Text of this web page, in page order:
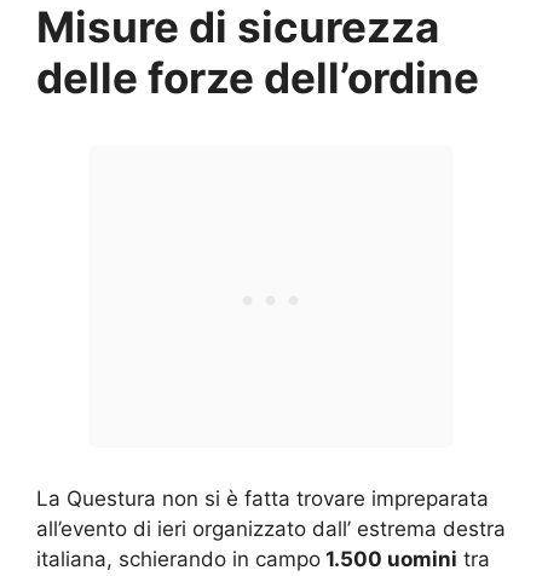
Misure di sicurezza
delle forze dell’ordine
La Questura non si è fatta trovare impreparata
all’evento di ieri organizzato dall’ estrema destra
italiana, schierando in campo 1.500 uomini tra